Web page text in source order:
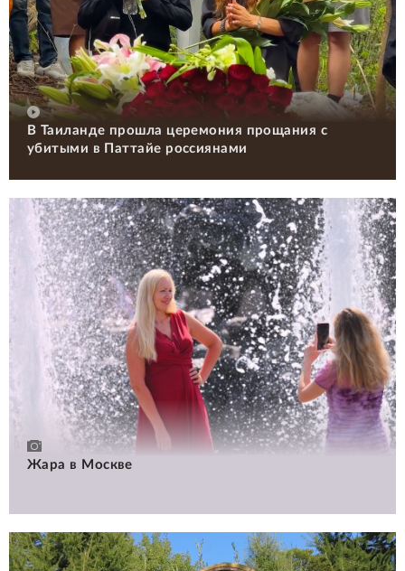
В Таиланде прошла церемония прощания с
убитыми в Паттайе россиянами
Жара в Москве